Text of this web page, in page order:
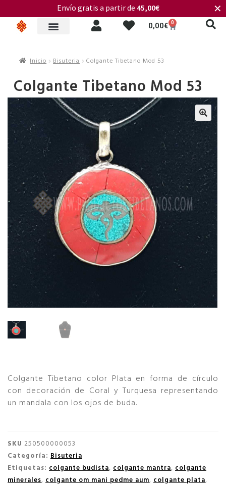
0,00€ 0
Envío gratis a partir de 45,00€ ✕
Inicio Bisuteria Colgante Tibetano Mod 53
Colgante Tibetano Mod 53
🔍
Colgante Tibetano color Plata en forma de círculo
con decoración de Coral y Turquesa representando
un mandala con los ojos de buda.
SKU 250500000053
Categoría: Bisuteria
Etiquetas: colgante budista, colgante mantra, colgante
minerales, colgante om mani pedme aum, colgante plata,